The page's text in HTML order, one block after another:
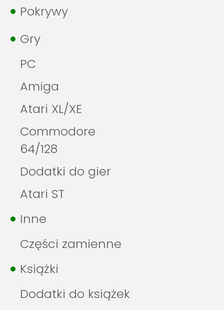
Pokrywy
Gry
PC
Amiga
Atari XL/XE
Commodore
64/128
Dodatki do gier
Atari ST
Inne
Części zamienne
Książki
Dodatki do książek